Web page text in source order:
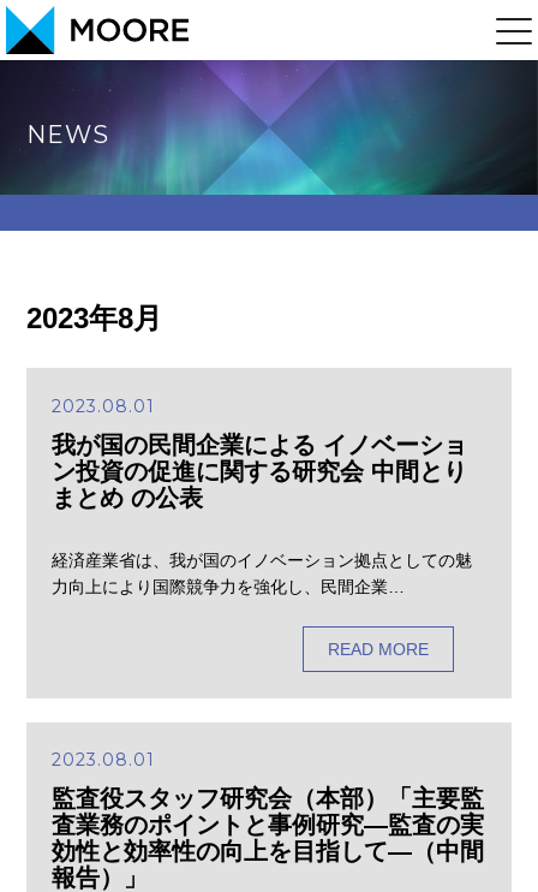
NEWS
2023年8月
2023.08.01
我が国の民間企業による イノベーショ
ン投資の促進に関する研究会 中間とり
まとめ の公表
経済産業省は、我が国のイノベーション拠点としての魅
力向上により国際競争力を強化し、民間企業…
READ MORE
2023.08.01
監査役スタッフ研究会（本部）「主要監
査業務のポイントと事例研究―監査の実
効性と効率性の向上を目指して―（中間
報告）」